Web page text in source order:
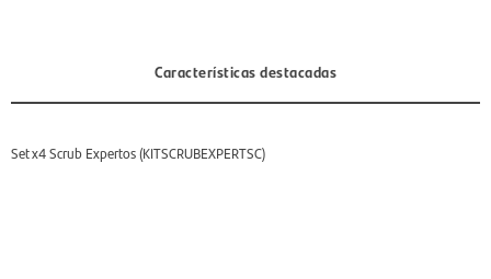
Características destacadas
Set x4 Scrub Expertos (KITSCRUBEXPERTSC)